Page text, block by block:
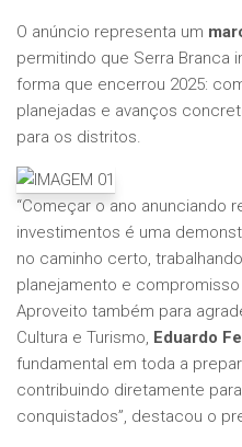
O anúncio representa um
permitindo que Serra Branca
forma que encerrou 2025:
planejadas e avanços
para os distritos.
“Começar o ano anunciando
investimentos é uma
no caminho certo,
planejamento e
Aproveito também para
Cultura e Turismo, Eduardo
fundamental em toda a
contribuindo diretamente
conquistados”, destacou o